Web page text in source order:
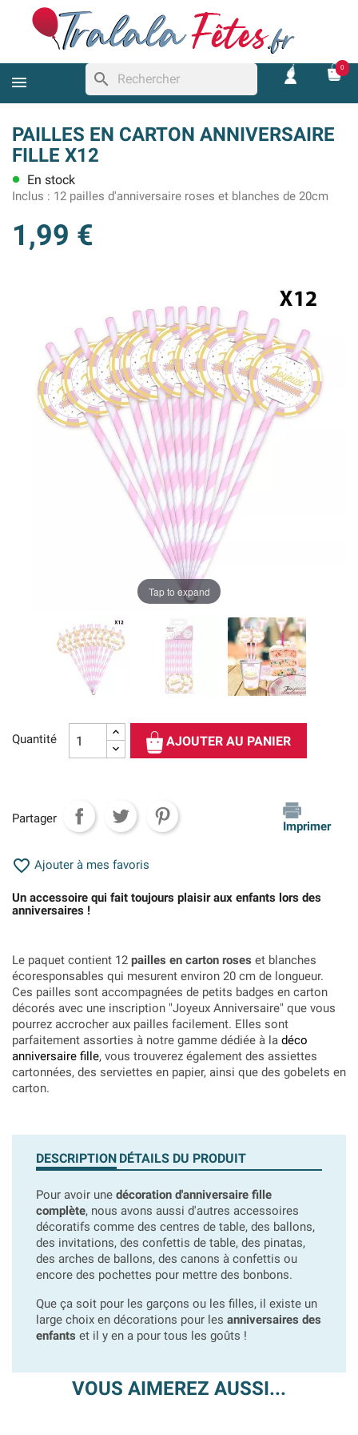
search
0
PAILLES EN CARTON ANNIVERSAIRE
FILLE X12
lens En stock
Inclus : 12 pailles d'anniversaire roses et blanches de 20cm
1,99 €
Tap to expand
Quantité AJOUTER AU PANIER
Partager
Imprimer
 Ajouter à mes favoris
Un accessoire qui fait toujours plaisir aux enfants lors des
anniversaires !
Le paquet contient 12 pailles en carton roses et blanches
écoresponsables qui mesurent environ 20 cm de longueur.
Ces pailles sont accompagnées de petits badges en carton
décorés avec une inscription "Joyeux Anniversaire" que vous
pourrez accrocher aux pailles facilement. Elles sont
parfaitement assorties à notre gamme dédiée à la déco
anniversaire fille, vous trouverez également des assiettes
cartonnées, des serviettes en papier, ainsi que des gobelets en
carton.
DESCRIPTION DÉTAILS DU PRODUIT
Pour avoir une décoration d'anniversaire fille
complète, nous avons aussi d'autres accessoires
décoratifs comme des centres de table, des ballons,
des invitations, des confettis de table, des pinatas,
des arches de ballons, des canons à confettis ou
encore des pochettes pour mettre des bonbons.
Que ça soit pour les garçons ou les filles, il existe un
large choix en décorations pour les anniversaires des
enfants et il y en a pour tous les goûts !
VOUS AIMEREZ AUSSI...